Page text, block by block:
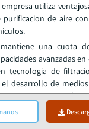
utiliza
purificacion de aire
una cuota
avanzadas
tecnologia de
desarrollo de
de
en aplicaciones
especializados.